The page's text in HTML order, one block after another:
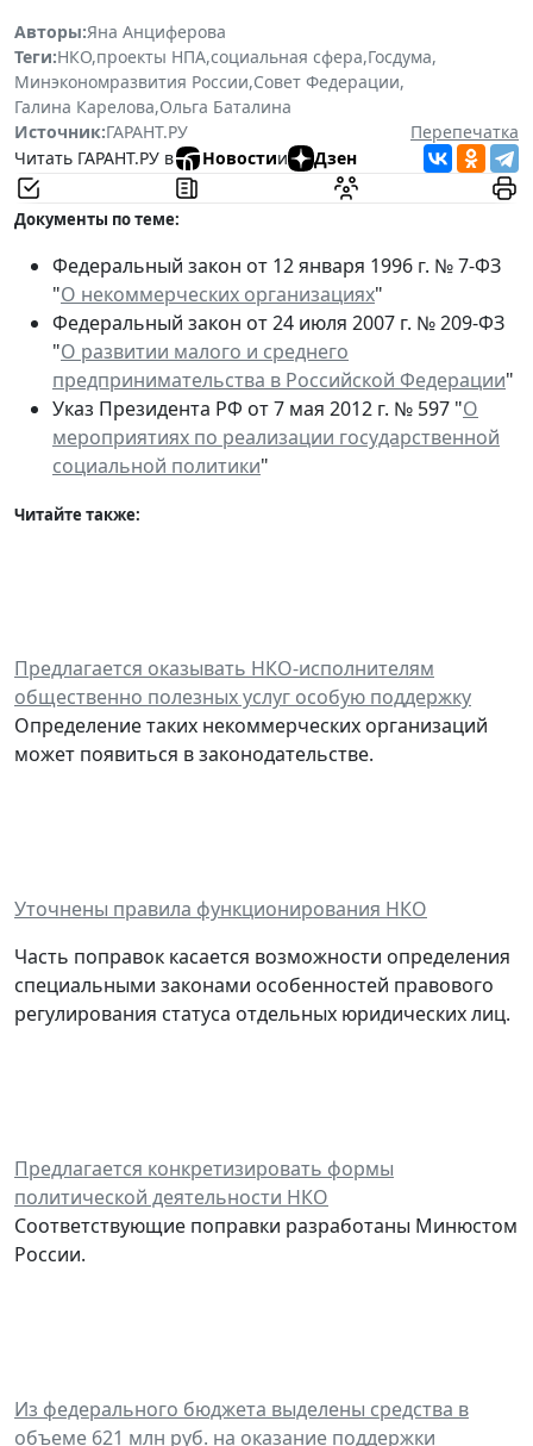
Авторы:Яна Анциферова
Теги:НКО,проекты НПА,социальная сфера,Госдума,
Минэкономразвития России,Совет Федерации,
Галина Карелова,Ольга Баталина
Источник:ГАРАНТ.РУ
Перепечатка
Читать ГАРАНТ.РУ в
Новостии Дзен
Документы по теме:
Федеральный закон от 12 января 1996 г. № 7-ФЗ
"О некоммерческих организациях"
Федеральный закон от 24 июля 2007 г. № 209-ФЗ
"О развитии малого и среднего
предпринимательства в Российской Федерации"
Указ Президента РФ от 7 мая 2012 г. № 597 "О
мероприятиях по реализации государственной
социальной политики"
Читайте также:
Предлагается оказывать НКО-исполнителям
общественно полезных услуг особую поддержку
Определение таких некоммерческих организаций
может появиться в законодательстве.
Уточнены правила функционирования НКО
Часть поправок касается возможности определения
специальными законами особенностей правового
регулирования статуса отдельных юридических лиц.
Предлагается конкретизировать формы
политической деятельности НКО
Соответствующие поправки разработаны Минюстом
России.
Из федерального бюджета выделены средства в
объеме 621 млн руб. на оказание поддержки